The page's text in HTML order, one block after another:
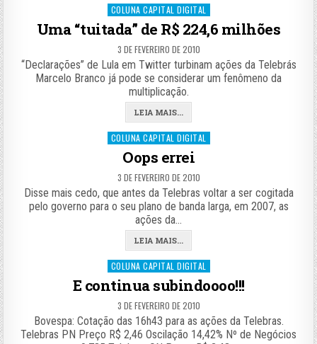
Posted
COLUNA CAPITAL DIGITAL
Uma “tuitada” de R$ 224,6 milhões
3 DE FEVEREIRO DE 2010
“Declarações” de Lula em Twitter turbinam ações da Telebrás
Marcelo Branco já pode se considerar um fenômeno da
multiplicação.
LEIA MAIS...
Posted
COLUNA CAPITAL DIGITAL
Oops errei
3 DE FEVEREIRO DE 2010
Disse mais cedo, que antes da Telebras voltar a ser cogitada
pelo governo para o seu plano de banda larga, em 2007, as
ações da…
LEIA MAIS...
Posted
in
COLUNA CAPITAL DIGITAL
E continua subindoooo!!!
3 DE FEVEREIRO DE 2010
Bovespa: Cotação das 16h43 para as ações da Telebras.
Telebras PN Preço R$ 2,46 Oscilação 14,42% Nº de Negócios